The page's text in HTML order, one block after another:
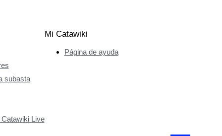
subasta
Live
Mi Catawiki
Página de ayuda